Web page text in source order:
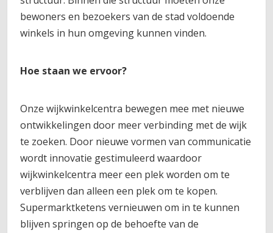
bewoners en bezoekers van de stad voldoende
winkels in hun omgeving kunnen vinden.
Hoe staan we ervoor?
Onze wijkwinkelcentra bewegen mee met nieuwe
ontwikkelingen door meer verbinding met de wijk
te zoeken. Door nieuwe vormen van communicatie
wordt innovatie gestimuleerd waardoor
wijkwinkelcentra meer een plek worden om te
verblijven dan alleen een plek om te kopen.
Supermarktketens vernieuwen om in te kunnen
blijven springen op de behoefte van de